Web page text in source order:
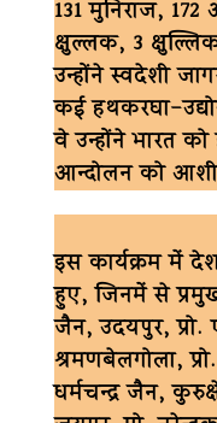
131 मुनिराज,
क्षुल्लक, 3
उन्होंने स्वदेशी
कई हथकरघा-
वे उन्होंने भारत
आन्दोलन को
इस कार्यक्रम में
हुए, जिनमें से
जैन, उदयपुर,
श्रमणबेलगोला,
धर्मचन्द्र जैन,